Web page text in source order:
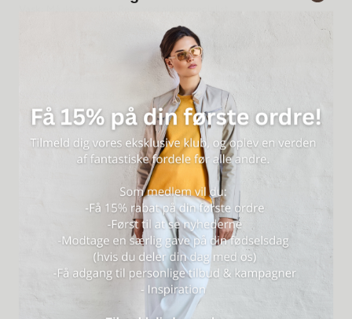
Str. 34: Taljevidde 76 cm. - Indvendig benlængde 80 cm.
Str. 36: Taljevidde 80 cm. - Indvendig benlængde 81 cm.
Str. 38: Taljevidde 84 cm. - Indvendig benlængde 81 cm.
Str. 40: Taljevidde 88 cm. - Indvendig benlængde 82 cm.
Str. 42: Taljevidde 92 cm. - Indvendig benlængde 82 cm.
Str. 44: Taljevidde 96 cm. - Indvendig benlængde 82 cm.
Str. 46: Taljevidde 100 cm. - Indvendig benlængde 82 cm.
Str. 48: Taljevidde 106 cm. - Indvendig benlængde 82 cm.
Vær opmærksom på, at materialer af naturlig oprindelse kan variere i
Vi anbefaler at produktet imprægneres med en plejespray til læder
inden brug. Regelmæssig beskyttelse forlænger produktets levetid.